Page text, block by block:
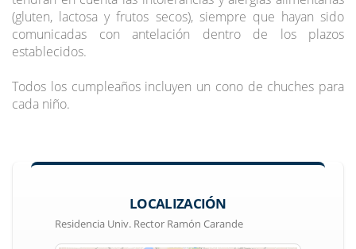
(gluten, lactosa y frutos secos), siempre que hayan sido
comunicadas con antelación dentro de los plazos
establecidos.
Todos los cumpleaños incluyen un cono de chuches para
cada niño.
LOCALIZACIÓN
Residencia Univ. Rector Ramón Carande